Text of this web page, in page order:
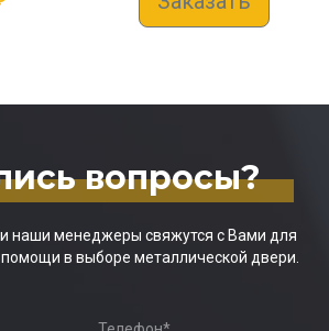
вопросы?
наши менеджеры свяжутся с Вами для
в выборе металлической двери.